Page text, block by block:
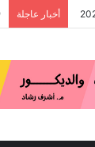
أخبار عاجلة